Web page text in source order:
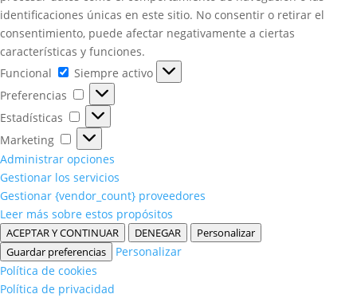
identificaciones únicas en este sitio. No consentir o retirar el
consentimiento, puede afectar negativamente a ciertas
características y funciones.
Funcional
Funcional
Siempre activo
Preferencias
Preferencias
Estadísticas
Estadísticas
Marketing
Marketing
Administrar opciones
Gestionar los servicios
Gestionar {vendor_count} proveedores
Leer más sobre estos propósitos
ACEPTAR Y CONTINUAR DENEGAR
Personalizar
Guardar preferencias
Personalizar
Política de cookies
Política de privacidad